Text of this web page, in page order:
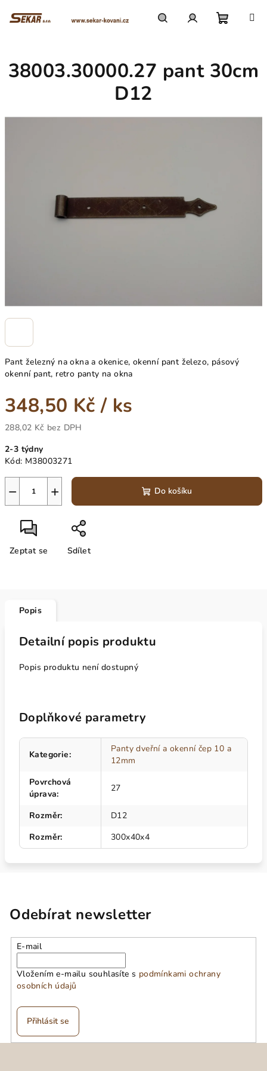
košík
Pant železný na okna a okenice, okenní pant železo, pásový
okenní pant, retro panty na okna
348,50 Kč/ ks
288,02 Kč bez DPH
cena:
2-3 týdny
Kód: M38003271
+
− Do košíku
Zeptat se Sdílet
38003.30000.27 pant 30cm
D12
Popis
Detailní popis produktu
Popis produktu není dostupný
Doplňkové parametry
Kategorie:
Panty dveřní a okenní čep 10 a
12mm
Povrchová
úprava:
27
Rozměr:
D12
Rozměr: 300x40x4
Odebírat newsletter
E-mail
Vložením e-mailu souhlasíte s podmínkami ochrany
osobních údajů
Přihlásit se